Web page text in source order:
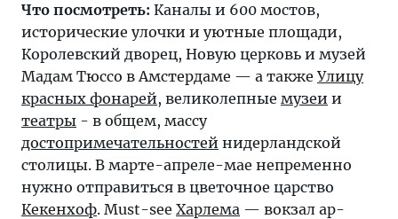
Что посмотреть: Каналы и 600 мостов,
исторические улочки и уютные площади,
Королевский дворец, Новую церковь и музей
Мадам Тюссо в Амстердаме — а также Улицу
красных фонарей, великолепные музеи и
театры - в общем, массу
достопримечательностей нидерландской
столицы. В марте-апреле-мае непременно
нужно отправиться в цветочное царство
Кекенхоф. Must-see Харлема — вокзал ар-